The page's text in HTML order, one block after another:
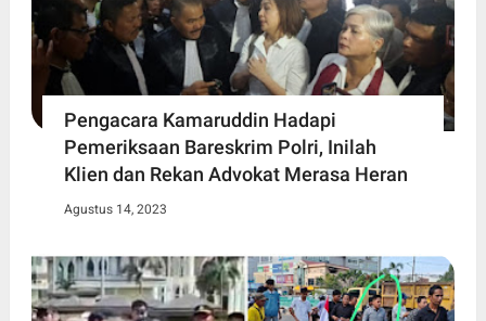
Pengacara Kamaruddin Hadapi
Pemeriksaan Bareskrim Polri, Inilah
Klien dan Rekan Advokat Merasa Heran
Agustus 14, 2023